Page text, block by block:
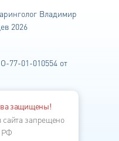
Владимир
2026
77-01-010554 от
защищены!
сайта запрещено
РФ